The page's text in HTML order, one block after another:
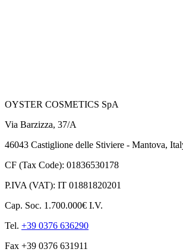
OYSTER COSMETICS SpA
Via Barzizza, 37/A
46043 Castiglione delle Stiviere - Mantova,
CF (Tax Code): 01836530178
P.IVA (VAT): IT 01881820201
Cap. Soc. 1.700.000€ I.V.
Tel. +39 0376 636290
Fax +39 0376 631911